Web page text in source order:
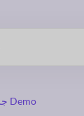
جرب Demo